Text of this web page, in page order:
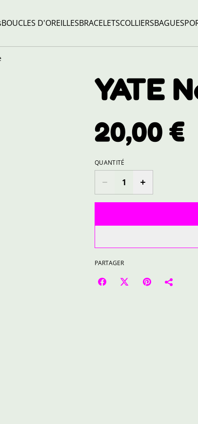
BOUCLES D'OREILLESBRACELETSCOLLIERSBAGUES
YATE
20,00 €
QUANTITÉ
PARTAGER